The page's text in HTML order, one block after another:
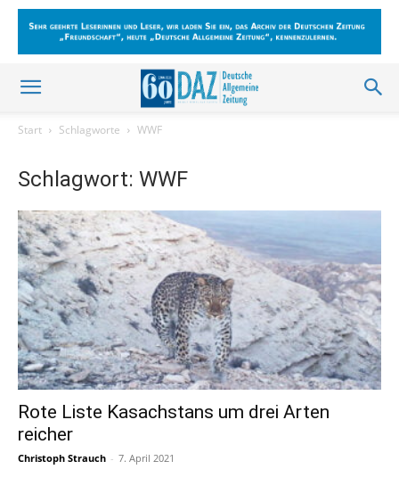
Start Schlagworte WWF
Schlagwort: WWF
Rote Liste Kasachstans um drei Arten
reicher
Christoph Strauch - 7. April 2021